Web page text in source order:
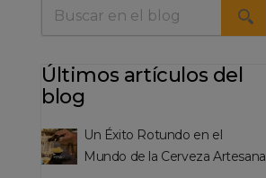
Últimos artículos del
blog
Un Éxito Rotundo en el
Mundo de la Cerveza Artesana